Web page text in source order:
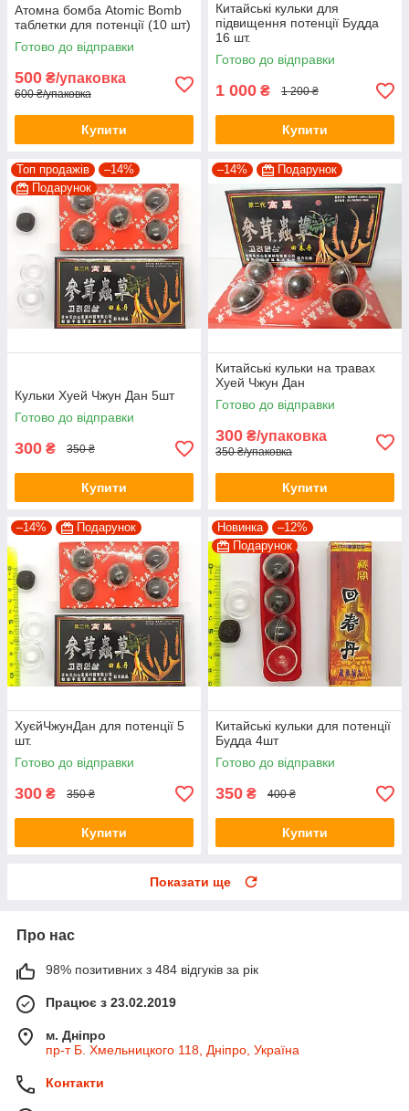
Атомна бомба Atomic Bomb
таблетки для потенції (10 шт)
Готово до відправки
500 ₴/упаковка
600 ₴/упаковка
Купити
Китайські кульки для
підвищення потенції Будда
16 шт.
Готово до відправки
1 000 ₴ 1 200 ₴
Купити
Топ продажів
–14%
Подарунок
Кульки Хуей Чжун Дан 5шт
Готово до відправки
300 ₴ 350 ₴
Купити
–14% Подарунок
Китайські кульки на травах
Хуей Чжун Дан
Готово до відправки
300 ₴/упаковка
350 ₴/упаковка
Купити
–14% Подарунок
ХуєйЧжунДан для потенції 5
шт.
Готово до відправки
300 ₴ 350 ₴
Купити
Новинка
–12%
Подарунок
Китайські кульки для потенції
Будда 4шт
Готово до відправки
350 ₴ 400 ₴
Купити
Показати ще
Про нас
98% позитивних з 484 відгуків за рік
Працює з 23.02.2019
м. Дніпро
пр-т Б. Хмельницкого 118, Дніпро, Україна
Контакти